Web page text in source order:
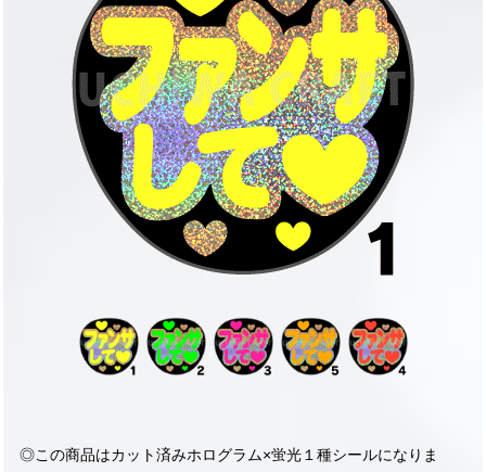
◎この商品はカット済みホログラム×蛍光１種シールになりま